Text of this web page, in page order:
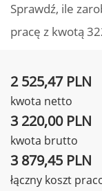
Sprawdź, ile
pracę z kwotą
2 525,47 PLN
kwota netto
3 220,00 PLN
kwota brutto
3 879,45 PLN
łączny koszt